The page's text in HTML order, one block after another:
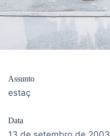
Assunto
estaç
Data